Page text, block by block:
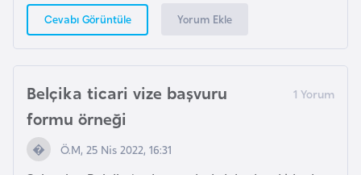
Cevabı Görüntüle Yorum Ekle
Belçika ticari vize başvuru
formu örneği
Ö.M, 25 Nis 2022, 16:31
r
a
i
İ
s
v